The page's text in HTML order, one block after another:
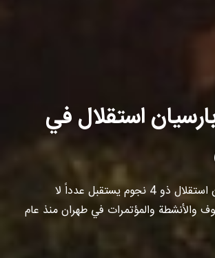
استقلال في
إن فندق بارسيان استقلال ذو 4 نجوم يستقبل عدداً لا
والمؤتمرات في طهران منذ عام